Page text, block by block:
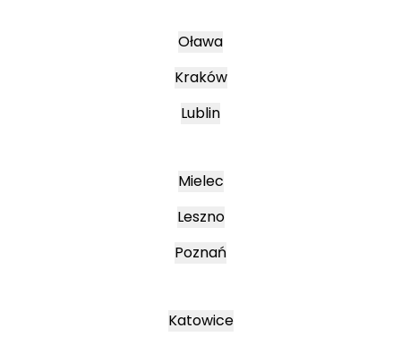
Oława
Kraków
Lublin
Mielec
Leszno
Poznań
Katowice